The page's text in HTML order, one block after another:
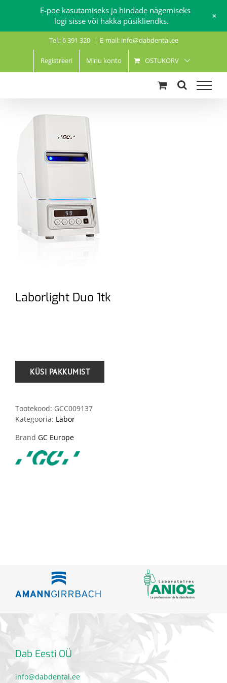
Tel.: 6 391 320 | E-mail: info@dabdental.ee
Registreeri Minu konto OSTUKORV
Laborlight Duo 1tk
Tootekood: GCC009137
Kategooria: Labor
Brand GC Europe
Dab Eesti OÜ
info@dabdental.ee
E-poe kasutamiseks ja hindade nägemiseks
logi sisse või hakka püsikliendks.
+